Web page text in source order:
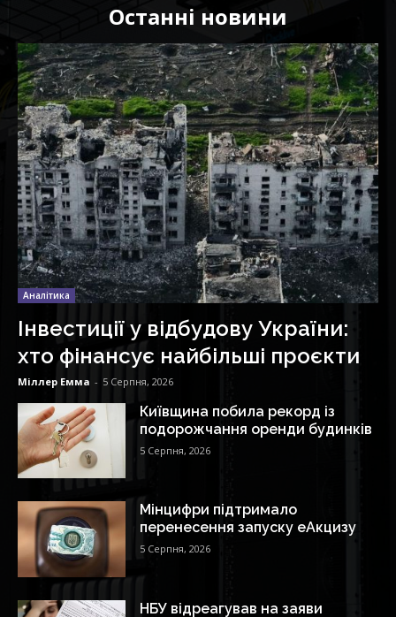
Останні новини
Аналітика
Інвестиції у відбудову України:
хто фінансує найбільші проєкти
Міллер Емма - 5 Серпня, 2026
Київщина побила рекорд із
подорожчання оренди будинків
5 Серпня, 2026
Мінцифри підтримало
перенесення запуску еАкцизу
5 Серпня, 2026
НБУ відреагував на заяви